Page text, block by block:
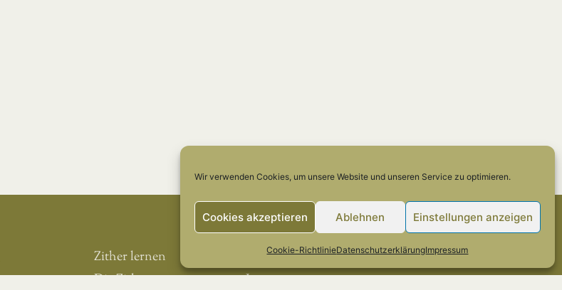
Wir verwenden Cookies, um unsere Website und unseren Service zu optimieren.
Cookies akzeptieren Ablehnen Einstellungen anzeigen
Cookie-RichtlinieDatenschutzerklärungImpressum
Zither lernen
Die Zither
Über mich
Impressum